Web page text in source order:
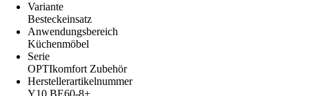
Variante
Besteckeinsatz
Anwendungsbereich
Küchenmöbel
Serie
OPTIkomfort Zubehör
Herstellerartikelnummer
Y10 BE60-8+